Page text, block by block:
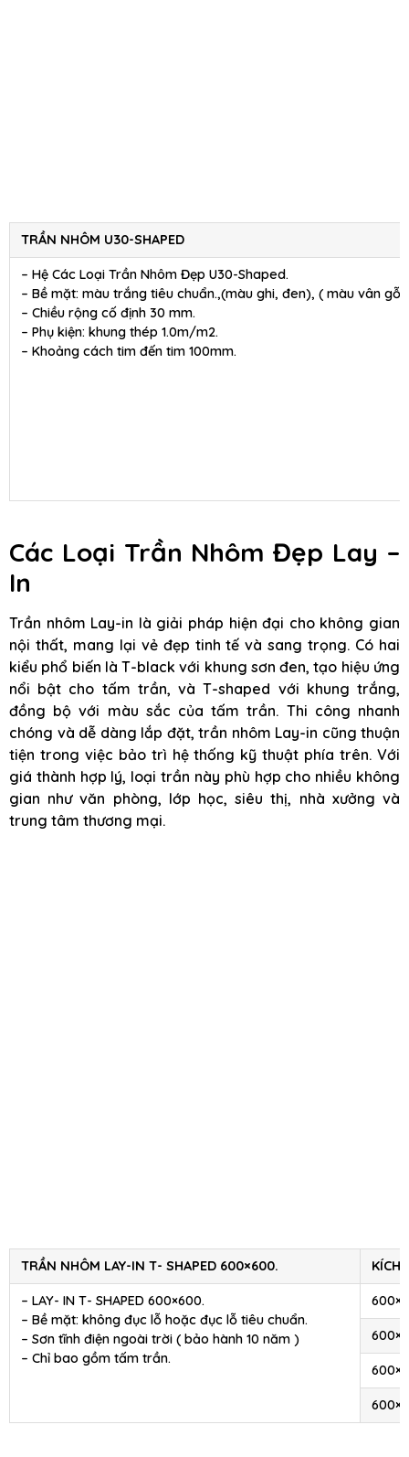
TRẦN NHÔM U30-SHAPED
– Hệ Các Loại Trần Nhôm Đẹp U30-Shaped.
– Bề mặt: màu trắng tiêu chuẩn.,(màu ghi, đen), ( màu vân gỗ
– Chiều rộng cố định 30 mm.
– Phụ kiện: khung thép 1.0m/m2.
– Khoảng cách tim đến tim 100mm.
Các Loại Trần Nhôm Đẹp Lay –
In
Trần nhôm Lay-in là giải pháp hiện đại cho không gian
nội thất, mang lại vẻ đẹp tinh tế và sang trọng. Có hai
kiểu phổ biến là T-black với khung sơn đen, tạo hiệu ứng
nổi bật cho tấm trần, và T-shaped với khung trắng,
đồng bộ với màu sắc của tấm trần. Thi công nhanh
chóng và dễ dàng lắp đặt, trần nhôm Lay-in cũng thuận
tiện trong việc bảo trì hệ thống kỹ thuật phía trên. Với
giá thành hợp lý, loại trần này phù hợp cho nhiều không
gian như văn phòng, lớp học, siêu thị, nhà xưởng và
trung tâm thương mại.
TRẦN NHÔM LAY-IN T- SHAPED 600×600. KÍCH
– LAY- IN T- SHAPED 600×600.
– Bề mặt: không đục lỗ hoặc đục lỗ tiêu chuẩn.
– Sơn tĩnh điện ngoài trời ( bảo hành 10 năm )
– Chỉ bao gồm tấm trần.